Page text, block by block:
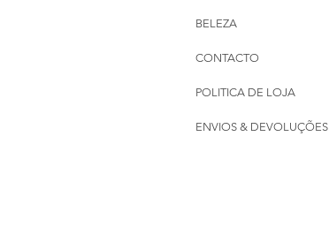
BELEZA
CONTACTO
POLITICA DE LOJA
ENVIOS & DEVOLUÇÕES